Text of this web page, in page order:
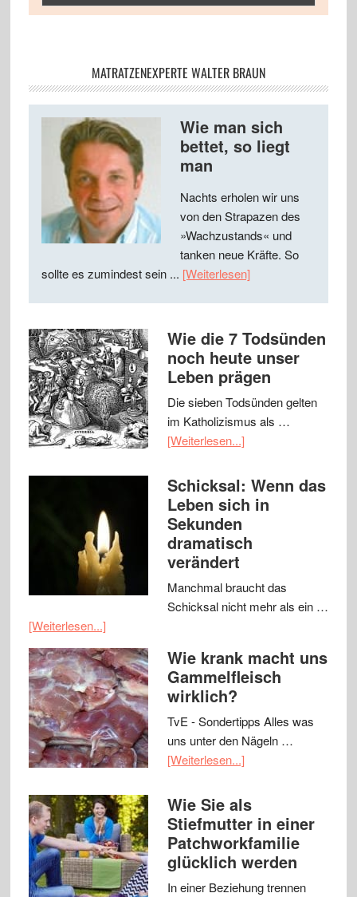
MATRATZENEXPERTE WALTER BRAUN
Wie man sich
bettet, so liegt
man
Nachts erholen wir uns
von den Strapazen des
»Wachzustands« und
tanken neue Kräfte. So
sollte es zumindest sein ... [Weiterlesen]
Wie die 7 Todsünden
noch heute unser
Leben prägen
Die sieben Todsünden gelten
im Katholizismus als …
[Weiterlesen...]
Schicksal: Wenn das
Leben sich in
Sekunden
dramatisch
verändert
Manchmal braucht das
Schicksal nicht mehr als ein …
[Weiterlesen...]
Wie krank macht uns
Gammelfleisch
wirklich?
TvE - Sondertipps Alles was
uns unter den Nägeln …
[Weiterlesen...]
Wie Sie als
Stiefmutter in einer
Patchworkfamilie
glücklich werden
In einer Beziehung trennen